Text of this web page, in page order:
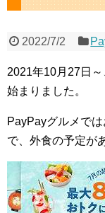
2022/7/2
2021年10月27日
始まりました。
PayPayグルメで
で、外食の予定が